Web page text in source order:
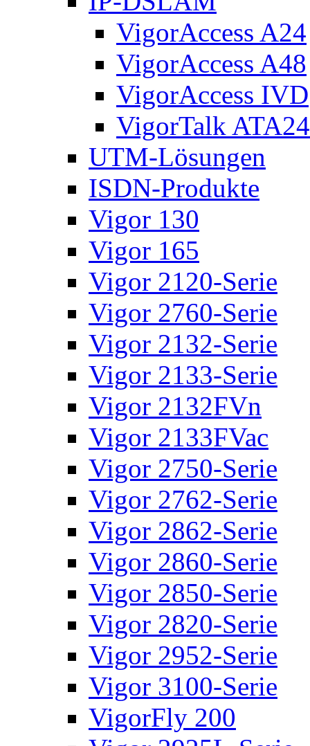
VigorAccess A24
VigorAccess A48
VigorAccess IVD
VigorTalk ATA24
UTM-Lösungen
ISDN-Produkte
Vigor 130
Vigor 165
Vigor 2120-Serie
Vigor 2760-Serie
Vigor 2132-Serie
Vigor 2133-Serie
Vigor 2132FVn
Vigor 2133FVac
Vigor 2750-Serie
Vigor 2762-Serie
Vigor 2862-Serie
Vigor 2860-Serie
Vigor 2850-Serie
Vigor 2820-Serie
Vigor 2952-Serie
Vigor 3100-Serie
VigorFly 200